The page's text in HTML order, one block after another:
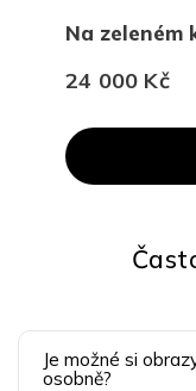
Je možné si
osobně?
Na zeleném
24 000 Kč